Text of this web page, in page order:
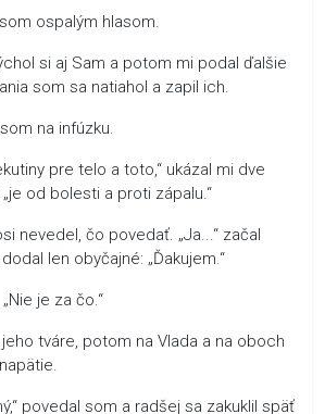
ospalým hlasom.
si aj Sam a potom mi podal ďalšie
som sa natiahol a zapil ich.
na infúzku.
pre telo a toto,“ ukázal mi dve
od bolesti a proti zápalu.“
nevedel, čo povedať. „Ja...“ začal
len obyčajné: „Ďakujem.“
je za čo.“
tváre, potom na Vlada a na oboch
povedal som a radšej sa zakuklil späť